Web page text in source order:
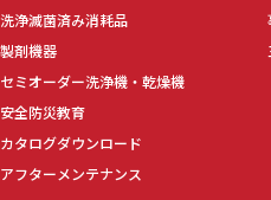
洗浄滅菌済み消耗品
製剤機器
セミオーダー洗浄機・乾燥機
安全防災教育
カタログダウンロード
アフターメンテナンス